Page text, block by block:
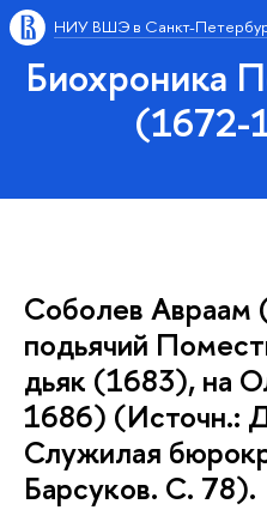
НИУ ВШЭ в Санкт-
Биохроника
(1672-
Соболев Авраам
подьячий
дьяк (1683), на
1686) (Источн.:
Служилая
Барсуков. С. 78).